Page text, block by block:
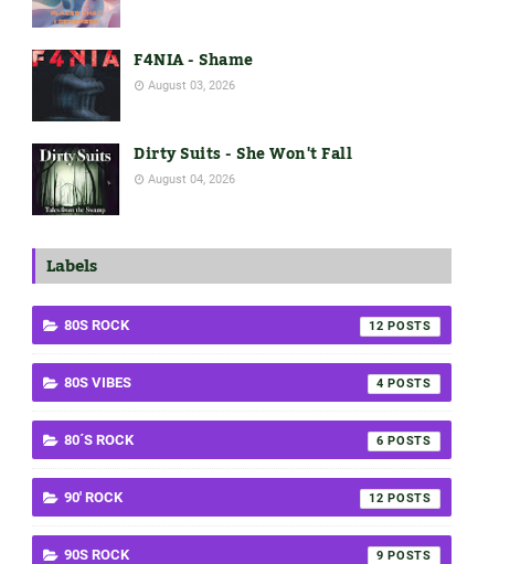
F4NIA - Shame
August 03, 2026
Dirty Suits - She Won't Fall
August 04, 2026
Labels
80S ROCK 12
80S VIBES 4
80´S ROCK 6
90' ROCK 12
90S ROCK 9